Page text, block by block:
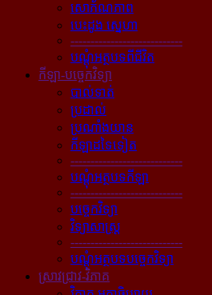
សោភ័ណភាព
បេះដូង ស្នេហា
----------------------------
បណ្ដុំអត្ថបទពីជីវិត
កីឡា-បច្ចេកវិទ្យា
បាល់ទាត់
ប្រដាល់
ប្រណាំងយាន
កីឡាដទៃទៀត
----------------------------
បណ្ដុំអត្ថបទកីឡា
----------------------------
បច្ចេកវិទ្យា
វិទ្យាសាស្ត្រ
----------------------------
បណ្ដុំអត្ថបទបច្ចេកវិទ្យា
ស្រាវជ្រាវ-វិភាគ